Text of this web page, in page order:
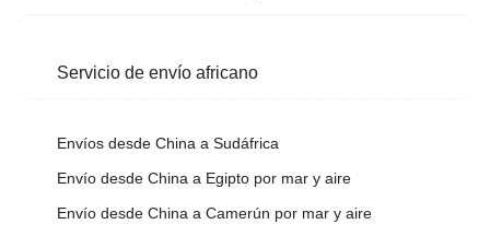
Servicio de envío africano
Envíos desde China a Sudáfrica
Envío desde China a Egipto por mar y aire
Envío desde China a Camerún por mar y aire